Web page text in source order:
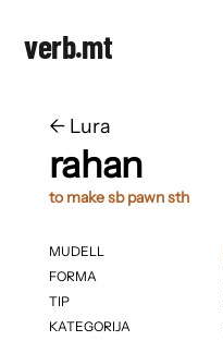
verb.mt
← ​​Lura
rahan
to make sb pawn sth
MUDELL
FORMA
TIP
KATEGORIJA